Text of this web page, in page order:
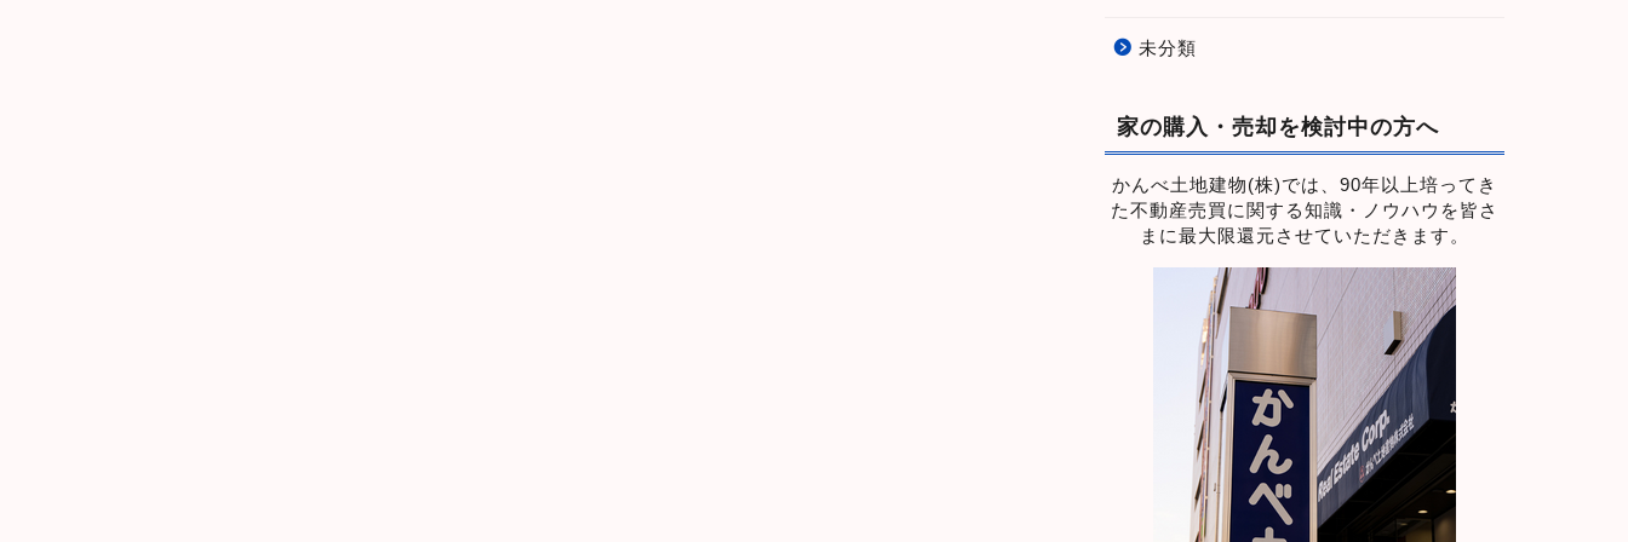
未分類
家の購入・売却を検討中の方へ
かんべ土地建物(株)では、90年以上培ってき
た不動産売買に関する知識・ノウハウを皆さ
まに最大限還元させていただきます。